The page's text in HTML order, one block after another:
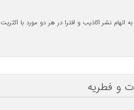
نشر اکاذیب و افترا در هر دو مورد با
و فطریه